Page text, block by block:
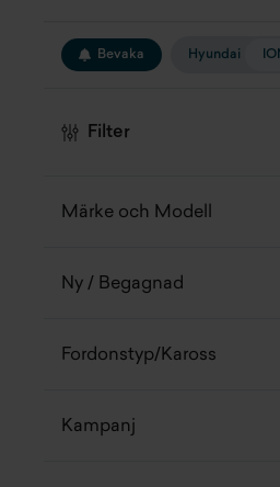
Bevaka Hyundai
Filter
Märke och Modell
Ny / Begagnad
Fordonstyp/Kaross
Kampanj